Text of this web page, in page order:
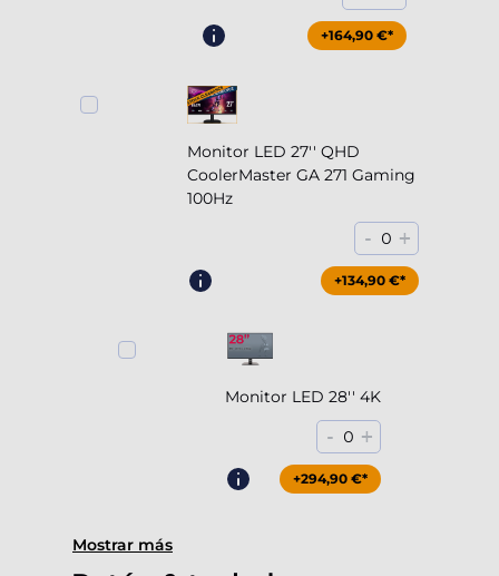
+164,90 €*
Monitor LED 27'' QHD
CoolerMaster GA 271 Gaming
100Hz
- 0 +
+204,90 €*
+134,90 €*
Monitor LED 28'' 4K
- 0 +
+294,90 €*
Mostrar más